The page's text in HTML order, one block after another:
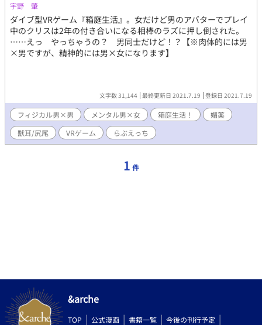
宇野 肇
ダイブ型VRゲーム『箱庭生活』。女だけど男のアバターでプレイ
中のクリスは2年の付き合いになる相棒のラズに押し倒された。
……えっ やっちゃうの？ 男同士だけど！？【※肉体的には男
×男ですが、精神的には男×女になります】
文字数 31,144 最終更新日 2021.7.19 登録日 2021.7.19
フィジカル男×男 メンタル男×女 箱庭生活！
媚薬
獣耳/尻尾
VRゲーム らぶえっち
1 件
&arche
TOP 公式漫画 書籍一覧 今後の刊行予定